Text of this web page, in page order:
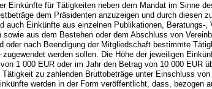
Einkünfte für Tätigkeiten neben dem Mandat im Sinne
dem Präsidenten anzuzeigen und durch diesen
auch Einkünfte aus einzelnen Publikationen, Beratungs-,
sowie aus dem Bestehen oder dem Abschluss von
oder nach Beendigung der Mitgliedschaft bestimmte
zugewendet werden sollen. Die Höhe der jeweiligen
1 000 EUR oder im Jahr den Betrag von 10 000 EUR
Tätigkeit zu zahlenden Bruttobeträge unter Einschluss
werden in der Form veröffentlicht, dass, bezogen